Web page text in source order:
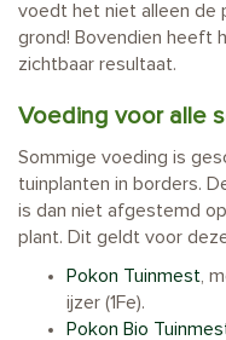
voedt het niet alleen de
grond! Bovendien heeft
zichtbaar resultaat.
Voeding voor alle
Sommige voeding is
tuinplanten in borders.
is dan niet afgestemd
plant. Dit geldt voor
Pokon Tuinmest ,
ijzer (1Fe).
Pokon Bio